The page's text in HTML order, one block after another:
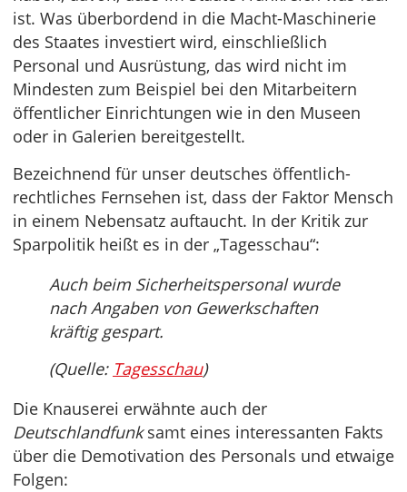
ist. Was überbordend in die Macht-Maschinerie
des Staates investiert wird, einschließlich
Personal und Ausrüstung, das wird nicht im
Mindesten zum Beispiel bei den Mitarbeitern
öffentlicher Einrichtungen wie in den Museen
oder in Galerien bereitgestellt.
Bezeichnend für unser deutsches öffentlich-
rechtliches Fernsehen ist, dass der Faktor Mensch
in einem Nebensatz auftaucht. In der Kritik zur
Sparpolitik heißt es in der „Tagesschau“:
Auch beim Sicherheitspersonal wurde
nach Angaben von Gewerkschaften
kräftig gespart.
(Quelle: Tagesschau)
Die Knauserei erwähnte auch der
Deutschlandfunksamt eines interessanten Fakts
über die Demotivation des Personals und etwaige
Folgen: